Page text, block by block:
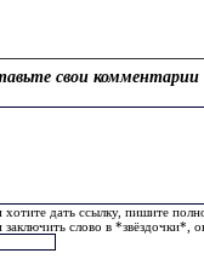
свои
хотите дать ссылку, пишите
заключить слово в *звёздочки*,